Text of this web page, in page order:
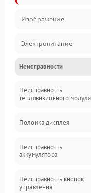
Изображение
Электропитание
Измерения
Матрица
Неисправности
Неисправность
тепловизионного модуля
Поломка дисплея
Неисправность
аккумулятора
Неисправность кнопок
управления